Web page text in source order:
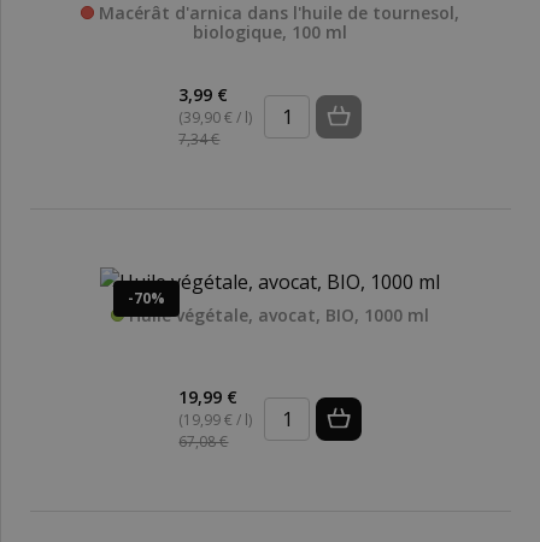
Macérât d'arnica dans l'huile de tournesol,
biologique, 100 ml
3,99 €
(39,90 € / l)
7,34 €
-70%
Huile végétale, avocat, BIO, 1000 ml
19,99 €
(19,99 € / l)
67,08 €